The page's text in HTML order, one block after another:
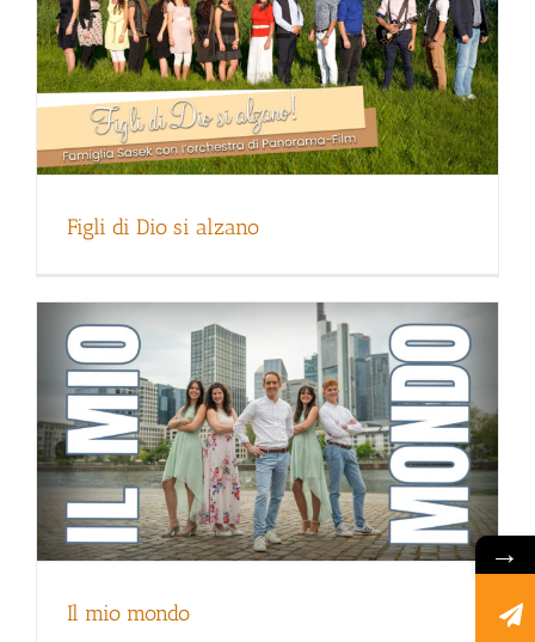
Figli di Dio si alzano
Il mio mondo
Il mio mondo
God you see →